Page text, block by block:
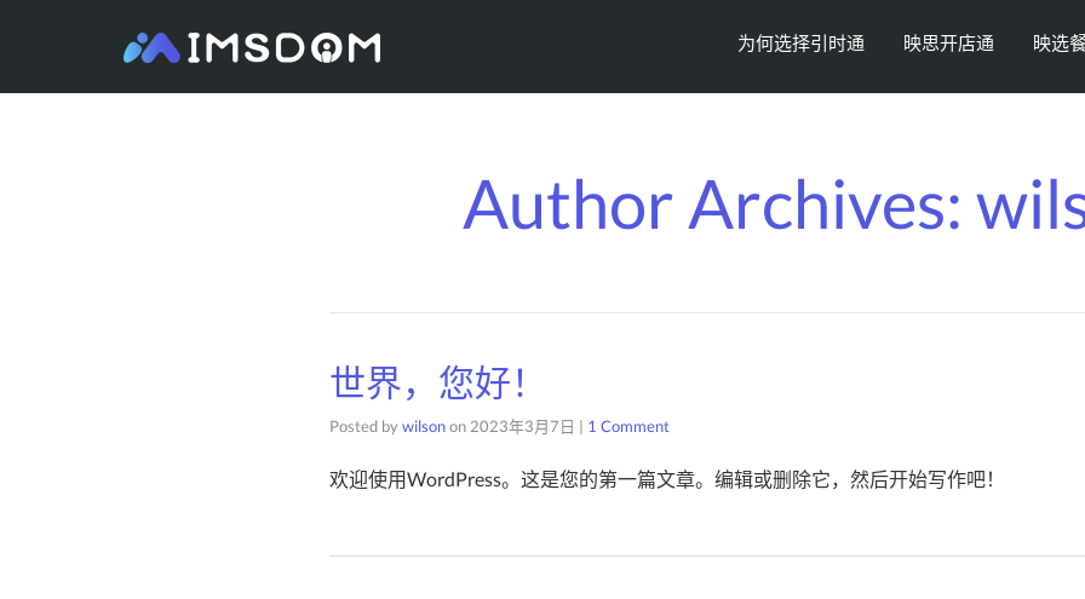
为何选择引时通 映思开店通 映选
Author Archives:
世界，您好！
Posted bywilsonon2023年3月7日 | 1 Comment
欢迎使用WordPress。这是您的第一篇文章。编辑或删除它，然后开始写作吧！